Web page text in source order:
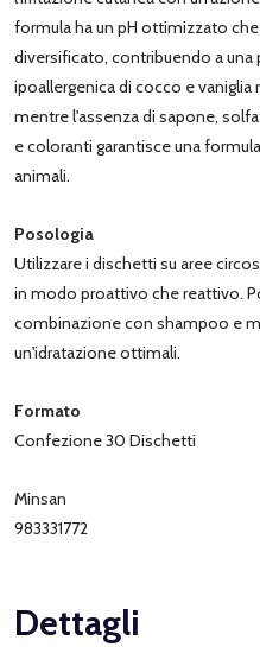
formula ha un pH ottimizzato
diversificato, contribuendo a una
ipoallergenica di cocco e
mentre l'assenza di sapone,
e coloranti garantisce una
animali.
Posologia
Utilizzare i dischetti su aree
in modo proattivo che reattivo.
combinazione con shampoo e
un'idratazione ottimali.
Formato
Confezione 30 Dischetti
Minsan
983331772
Dettagli